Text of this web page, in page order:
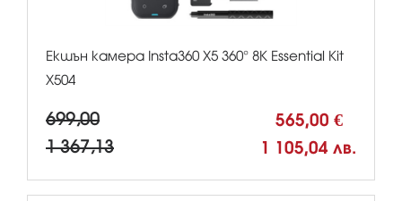
Екшън камера Insta360 X5 360° 8К Essential Kit
X504
699,00 565,00 €
1 367,13 1 105,04 лв.